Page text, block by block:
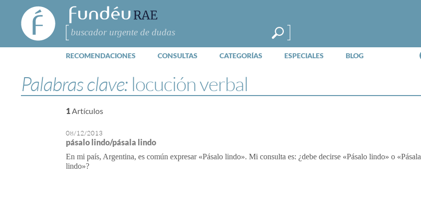
FundéuRAE
- Fundación
del Español
Urgente
Buscar
RECOMENDACIONES CONSULTAS CATEGORÍAS ESPECIALES BLOG
Palabras clave: locución verbal
1Artículos
08/12/2013
pásalo lindo/pásala lindo
En mi país, Argentina, es común expresar «Pásalo lindo». Mi consulta es: ¿debe decirse «Pásalo lindo» o «Pásala
lindo»?